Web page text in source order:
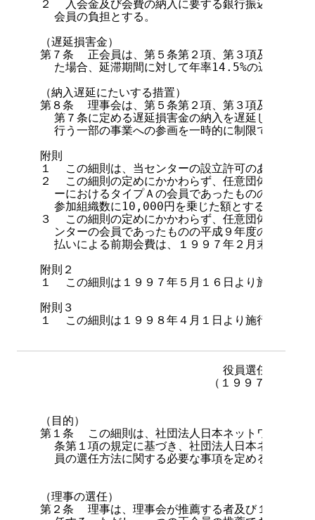
２  入会金及び会費の納入に要する銀行振込み手数
  会員の負担とする。
（遅延損害金）
第７条  正会員は、第５条第２項、第３項及び第４
た場合、延滞期間に対して年率14.5%の遅延損害
（納入遅延にたいする措置）
第８条  理事会は、第５条第２項、第３項及び第４
第７条に定める遅延損害金の納入を遅延した正会
行う一部の事業への参画を一時的に制限できるも
附則
１  この細則は、当センターの設立許可のあった日
２  この細則の定めにかかわらず、任意団体日本ネ
ーにおけるタイプＡの会員であったものの会費の
  参加組織数に10,000円を乗じた額とする。
３  この細則の定めにかかわらず、任意団体日本ネ
ンターの会員であったものの平成９年度の年額一
払いによる前期会費は、１９９７年２月末日の参
附則２
１  この細則は１９９７年５月１６日より施行する。
附則３
１  この細則は１９９８年４月１日より施行する。
役員選任方法に
（１９９７年５月１
（目的）
第１条  この細則は、社団法人日本ネットワークイ
条第１項の規定に基づき、社団法人日本ネットワ
員の選任方法に関する必要な事項を定めることを
（理事の選任）
第２条  理事は、理事会が推薦する者及び１０以上